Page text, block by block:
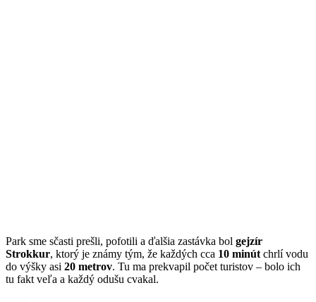
Park sme sčasti prešli, pofotili a ďalšia zastávka bol gejzír
Strokkur, ktorý je známy tým, že každých cca 10 minútchrlí vodu
do výšky asi 20 metrov. Tu ma prekvapil počet turistov – bolo ich
tu fakt veľa a každý odušu cvakal.